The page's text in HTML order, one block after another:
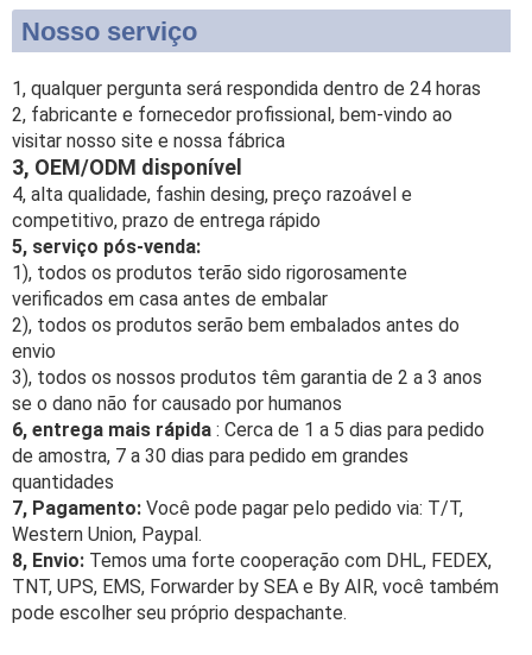
Nosso serviço
1, qualquer pergunta será respondida dentro de 24 horas
2, fabricante e fornecedor profissional, bem-vindo ao
visitar nosso site e nossa fábrica
3, OEM/ODM disponível
4, alta qualidade, fashin desing, preço razoável e
competitivo, prazo de entrega rápido
5, serviço pós-venda:
1), todos os produtos terão sido rigorosamente
verificados em casa antes de embalar
2), todos os produtos serão bem embalados antes do
envio
3), todos os nossos produtos têm garantia de 2 a 3 anos
se o dano não for causado por humanos
6, entrega mais rápida : Cerca de 1 a 5 dias para pedido
de amostra, 7 a 30 dias para pedido em grandes
quantidades
7, Pagamento: Você pode pagar pelo pedido via: T/T,
Western Union, Paypal.
8, Envio: Temos uma forte cooperação com DHL, FEDEX,
TNT, UPS, EMS, Forwarder by SEA e By AIR, você também
pode escolher seu próprio despachante.